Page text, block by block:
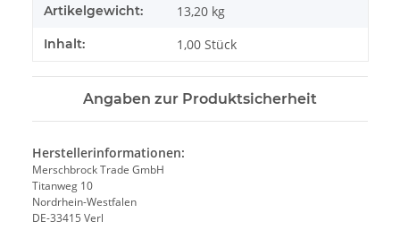
Artikelgewicht: 13,20 kg
Inhalt: 1,00 Stück
Angaben zur Produktsicherheit
Herstellerinformationen:
Merschbrock Trade GmbH
Titanweg 10
Nordrhein-Westfalen
DE-33415 Verl